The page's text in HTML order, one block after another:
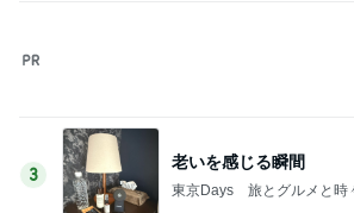
4
5
六甲山は涼しかった
温泉と観光の忘備録